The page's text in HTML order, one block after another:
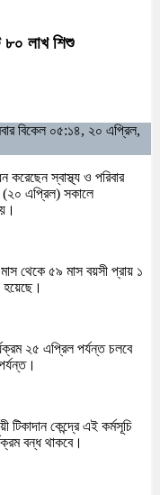
৮০ লাখ শিশু
বিকেল ০৫:১৪, ২০ এপ্রিল,
করেছেন স্বাস্থ্য ও পরিবার
(২০ এপ্রিল) সকালে
থেকে ৫৯ মাস বয়সী প্রায় ১
হয়েছে।
২৫ এপ্রিল পর্যন্ত চলবে
কেন্দ্রে এই কর্মসূচি
বন্ধ থাকবে।